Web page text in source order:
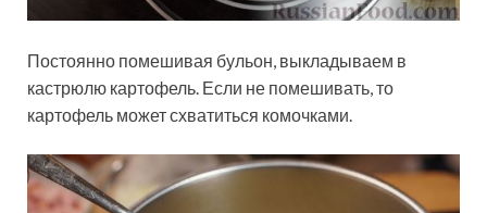
Постоянно помешивая бульон, выкладываем в
кастрюлю картофель. Если не помешивать, то
картофель может схватиться комочками.